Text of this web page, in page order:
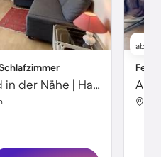
Tolle Wohnung | Strand in der Nähe | Haustiere sind willkommen
ab